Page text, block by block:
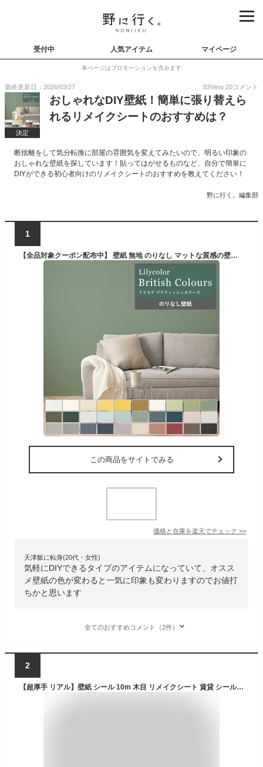
受付中 人気アイテム マイページ
本ページはプロモーションを含みます
最終更新日：2026/03/27 83View 20コメント
決定
おしゃれなDIY壁紙！簡単に張り替えら
れるリメイクシートのおすすめは？
断捨離をして気分転換に部屋の雰囲気を変えてみたいので、明るい印象の
おしゃれな壁紙を探しています！貼ってはがせるものなど、自分で簡単に
DIYができる初心者向けのリメイクシートのおすすめを教えてください！
野に行く。編集部
1
【全品対象クーポン配布中】 壁紙 無地 のりなし マットな質感の壁紙で部屋のインテリアをおしゃれに 全30色 無地カラー 白 ホワイト ベージュ アイボリー グリーン ブルー くすみカラ— リリカラの国産壁紙 でDIY リフォーム 接着剤次第で 賃貸OK 壁紙屋本舗
この商品をサイトでみる
価格と在庫を楽天でチェック >>
天津飯に転身(20代・女性)
気軽にDIYできるタイプのアイテムになっていて、オスス
メ壁紙の色が変わると一気に印象も変わりますのでお値打
ちかと思います
全てのおすすめコメント（2件）
2
【超厚手 リアル】壁紙 シール 10m 木目 リメイクシート 賃貸 シール壁紙 はがせる壁紙 白 シールタイプ壁紙 北欧 グレー 木目調 ブルー 壁紙の上から貼れる シート 無地 おしゃれ 壁 トイレ 防水 グリーン 剥がせる壁紙 キッチン 洗面所 レンガ 部屋 DIY 張り替え 自分で